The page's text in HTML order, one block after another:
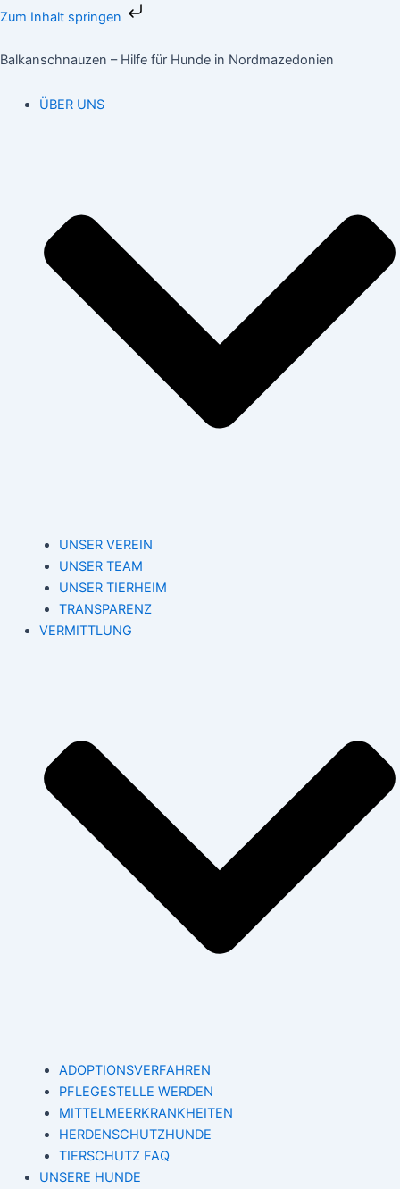
Zum Inhalt springen
Zum
springen
Balkanschnauzen – Hilfe für Hunde in Nordmazedonien
ÜBER UNS
UNSER VEREIN
UNSER TEAM
UNSER TIERHEIM
TRANSPARENZ
VERMITTLUNG
ADOPTIONSVERFAHREN
PFLEGESTELLE WERDEN
MITTELMEERKRANKHEITEN
HERDENSCHUTZHUNDE
TIERSCHUTZ FAQ
UNSERE HUNDE